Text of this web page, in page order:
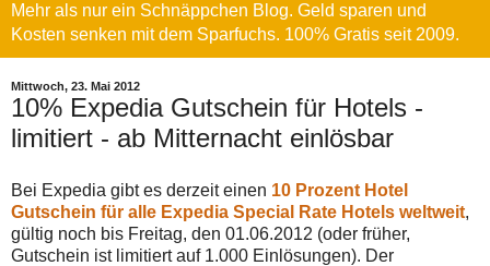
Mehr als nur ein Schnäppchen Blog. Geld sparen und
Kosten senken mit dem Sparfuchs. 100% Gratis seit 2009.
Mittwoch, 23. Mai 2012
10% Expedia Gutschein für Hotels -
limitiert - ab Mitternacht einlösbar
Bei Expedia gibt es derzeit einen 10 Prozent Hotel
Gutschein für alle Expedia Special Rate Hotels weltweit,
gültig noch bis Freitag, den 01.06.2012 (oder früher,
Gutschein ist limitiert auf 1.000 Einlösungen). Der